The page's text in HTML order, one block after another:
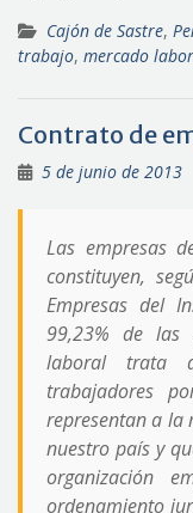
Cajón de Sastre,
trabajo, mercado
Contrato de
5 de junio de 2013
Las empresas
constituyen,
Empresas del
99,23% de las
laboral trata
trabajadores
representan a la
nuestro país y
organización
ordenamiento